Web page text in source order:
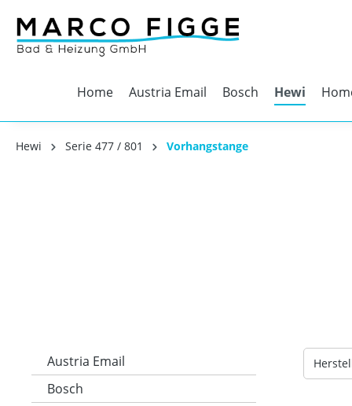
Home Austria Email Bosch Hewi
Hewi Serie 477 / 801 Vorhangstange
Austria Email
Bosch